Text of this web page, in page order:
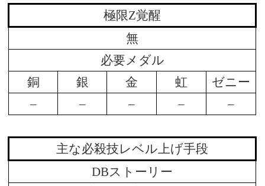
極限Z覚醒
無
必要メダル
銅
銀 金 虹
ゼニー
–
– – – –
主な必殺技レベル上げ手段
DBストーリー